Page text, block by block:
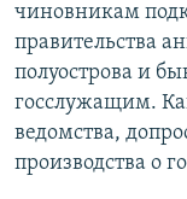
чиновникам
правительства
полуострова и
госслужащим.
ведомства,
производства о